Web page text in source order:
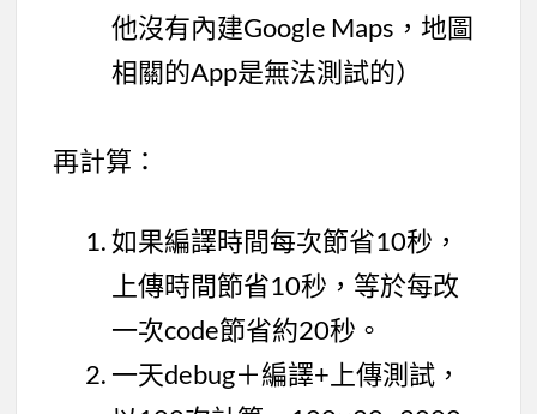
他沒有內建Google Maps，地圖
相關的App是無法測試的）
再計算：
如果編譯時間每次節省10秒，
上傳時間節省10秒，等於每改
一次code節省約20秒。
一天debug＋編譯+上傳測試，